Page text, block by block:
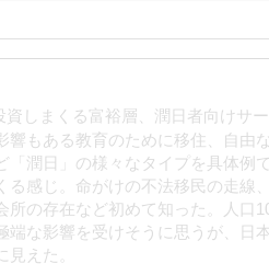
資しまくる富裕層、潤日者向けサ
響もある教育のために移住、自由
「潤日」の様々なタイプを具体例
る感じ。命がけの不法移民の走線
所の存在など初めて知った。人口
端な影響を受けそうに思うが、日
えた。